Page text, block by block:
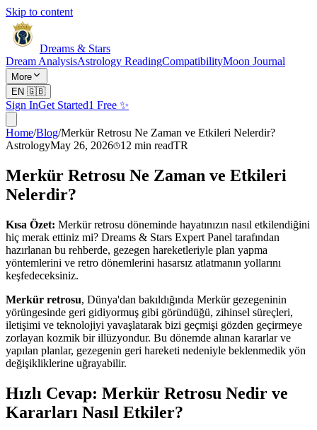
Skip to content
Dreams & Stars
Dream AnalysisAstrology ReadingCompatibilityMoon Journal
More
EN 🇬🇧
Sign InGet Started1 Free ✨
Home/Blog/Merkür Retrosu Ne Zaman ve Etkileri Nelerdir?
AstrologyMay 26, 2026 12 min readTR
Merkür Retrosu Ne Zaman ve Etkileri
Nelerdir?
Kısa Özet: Merkür retrosu döneminde hayatınızın nasıl etkilendiğini
hiç merak ettiniz mi? Dreams & Stars Expert Panel tarafından
hazırlanan bu rehberde, gezegen hareketleriyle plan yapma
yöntemlerini ve retro dönemlerini hasarsız atlatmanın yollarını
keşfedeceksiniz.
Merkür retrosu, Dünya'dan bakıldığında Merkür gezegeninin
yörüngesinde geri gidiyormuş gibi göründüğü, zihinsel süreçleri,
iletişimi ve teknolojiyi yavaşlatarak bizi geçmişi gözden geçirmeye
zorlayan kozmik bir illüzyondur. Bu dönemde alınan kararlar ve
yapılan planlar, gezegenin geri hareketi nedeniyle beklenmedik yön
değişikliklerine uğrayabilir.
Hızlı Cevap: Merkür Retrosu Nedir ve
Kararları Nasıl Etkiler?